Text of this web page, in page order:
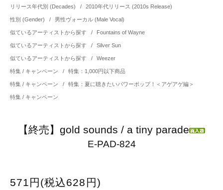
リリース年代別 (Decades) / 2010年代リリース (2010s Release)
性別 (Gender) / 男性ヴォーカル (Male Vocal)
似ているアーティストから探す / Fountains of Wayne
似ているアーティストから探す / Silver Sun
似ているアーティストから探す / Weezer
特集 / キャンペーン / 特集：1,000円以下商品
特集 / キャンペーン / 特集：夏に聴きたいパワーポップ！＜アゲアゲ編＞
特集 / キャンペーン
【終売】gold sounds / a tiny parade
E-PAD-824
571円(税込628円)